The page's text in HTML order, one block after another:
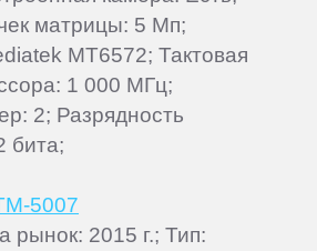
матрицы: 5 Мп;
MT6572; Тактовая
1 000 МГц;
2; Разрядность
бита;
5007
рынок: 2015 г.; Тип: